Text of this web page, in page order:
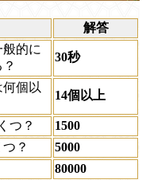
解答
的に
30秒
個以
14個以上
つ？
1500
？
5000
80000